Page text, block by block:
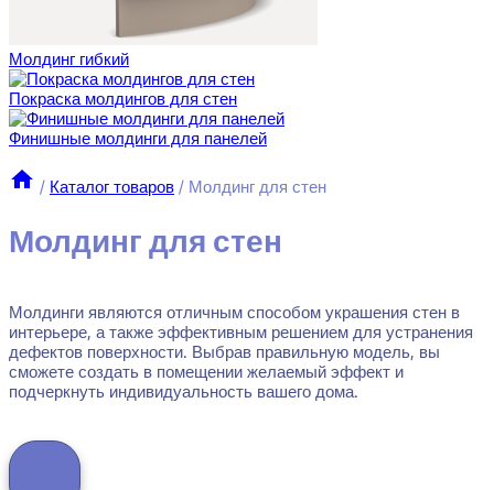
Молдинг гибкий
Покраска молдингов для стен
Финишные молдинги для панелей
/ Каталог товаров / Молдинг для стен
Молдинг для стен
Молдинги являются отличным способом украшения стен в
интерьере, а также эффективным решением для устранения
дефектов поверхности. Выбрав правильную модель, вы
сможете создать в помещении желаемый эффект и
подчеркнуть индивидуальность вашего дома.